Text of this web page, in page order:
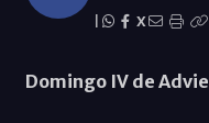
X
Domingo IV de